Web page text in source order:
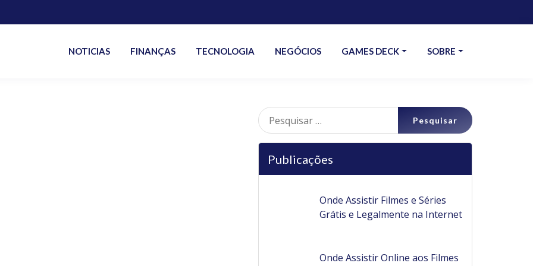
NOTICIAS FINANÇAS TECNOLOGIA NEGÓCIOS GAMES DECK SOBRE
Pesquisar
por:
Publicações
Onde Assistir Filmes e Séries
Grátis e Legalmente na Internet
Onde Assistir Online aos Filmes